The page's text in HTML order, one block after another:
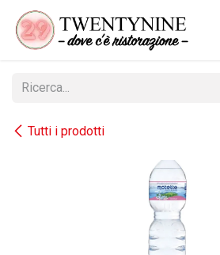
Passa al contenuto
Tutti i prodotti